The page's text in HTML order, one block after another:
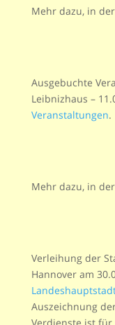
Mehr dazu, in
Ausgebuchte
Leibnizhaus –
Veranstaltungen.
Mehr dazu, in
Verleihung der
Hannover am
Auszeichnung